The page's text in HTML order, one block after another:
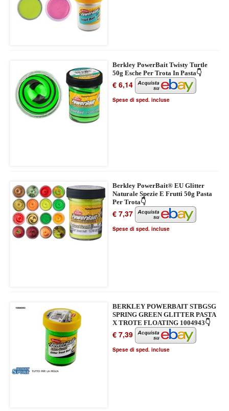
Berkley PowerBait Twisty Turtle
50g Esche Per Trota In Pasta👇
€ 6,14
Spese di sped. incluse
Berkley PowerBait® EU Glitter
Naturale Spezie E Frutti 50g Pasta
Per Trota👇
€ 7,37
Spese di sped. incluse
BERKLEY POWERBAIT STBGSG
SPRING GREEN GLITTER PASTA
X TROTE FLOATING 1004943👇
€ 7,39
Spese di sped. incluse